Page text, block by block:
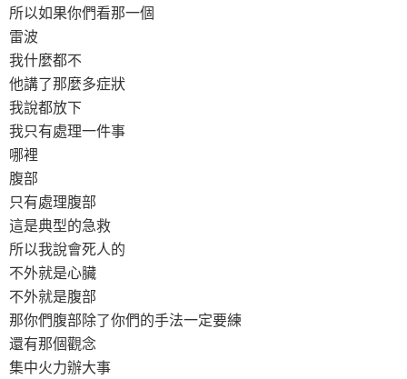
所以如果你們看那一個
雷波
我什麼都不
他講了那麼多症狀
我說都放下
我只有處理一件事
哪裡
腹部
只有處理腹部
這是典型的急救
所以我說會死人的
不外就是心臟
不外就是腹部
那你們腹部除了你們的手法一定要練
還有那個觀念
集中火力辦大事